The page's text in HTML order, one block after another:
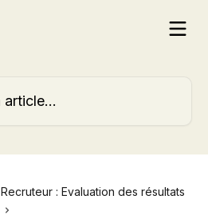
Recruteur : Evaluation des résultats